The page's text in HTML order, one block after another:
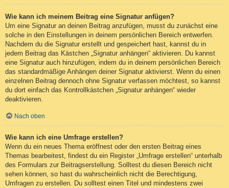
Wie kann ich meinem Beitrag eine Signatur anfügen?
Um eine Signatur an deinen Beitrag anzufügen, musst du zunächst eine
solche in den Einstellungen in deinem persönlichen Bereich entwerfen.
Nachdem du die Signatur erstellt und gespeichert hast, kannst du in
jedem Beitrag das Kästchen „Signatur anhängen“ aktivieren. Du kannst
eine Signatur auch hinzufügen, indem du in deinem persönlichen Bereich
das standardmäßige Anhängen deiner Signatur aktivierst. Wenn du einen
einzelnen Beitrag dennoch ohne Signatur verfassen möchtest, so kannst
du dort einfach das Kontrollkästchen „Signatur anhängen“ wieder
deaktivieren.
Nach oben
Wie kann ich eine Umfrage erstellen?
Wenn du ein neues Thema eröffnest oder den ersten Beitrag eines
Themas bearbeitest, findest du ein Register „Umfrage erstellen“ unterhalb
des Formulars zur Beitragserstellung. Solltest du diesen Bereich nicht
sehen können, so hast du wahrscheinlich nicht die Berechtigung,
Umfragen zu erstellen. Du solltest einen Titel und mindestens zwei